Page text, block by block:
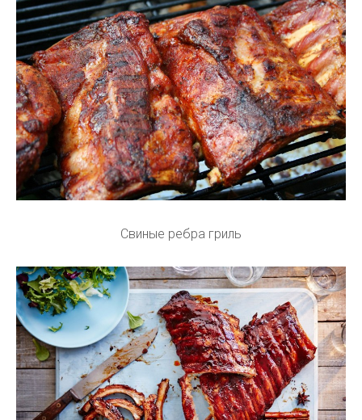
Свиные ребра гриль